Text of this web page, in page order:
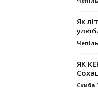
Як
ЯК
Скиба